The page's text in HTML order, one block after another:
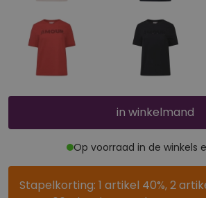
in winkelmand
Op voorraad in de winkels
Stapelkorting: 1 artikel 40%, 2